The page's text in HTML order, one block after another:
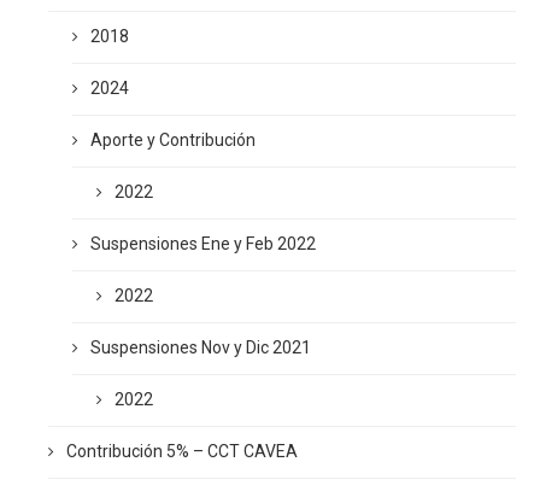
2018
2024
Aporte y Contribución
2022
Suspensiones Ene y Feb 2022
2022
Suspensiones Nov y Dic 2021
2022
Contribución 5% – CCT CAVEA